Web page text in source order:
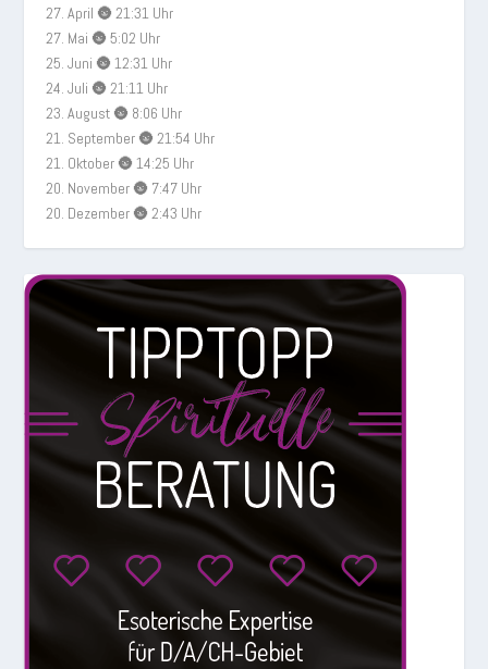
27. April 🌚 21:31 Uhr
27. Mai 🌚 5:02 Uhr
25. Juni 🌚 12:31 Uhr
24. Juli 🌚 21:11 Uhr
23. August 🌚 8:06 Uhr
21. September 🌚 21:54 Uhr
21. Oktober 🌚 14:25 Uhr
20. November 🌚 7:47 Uhr
20. Dezember 🌚 2:43 Uhr